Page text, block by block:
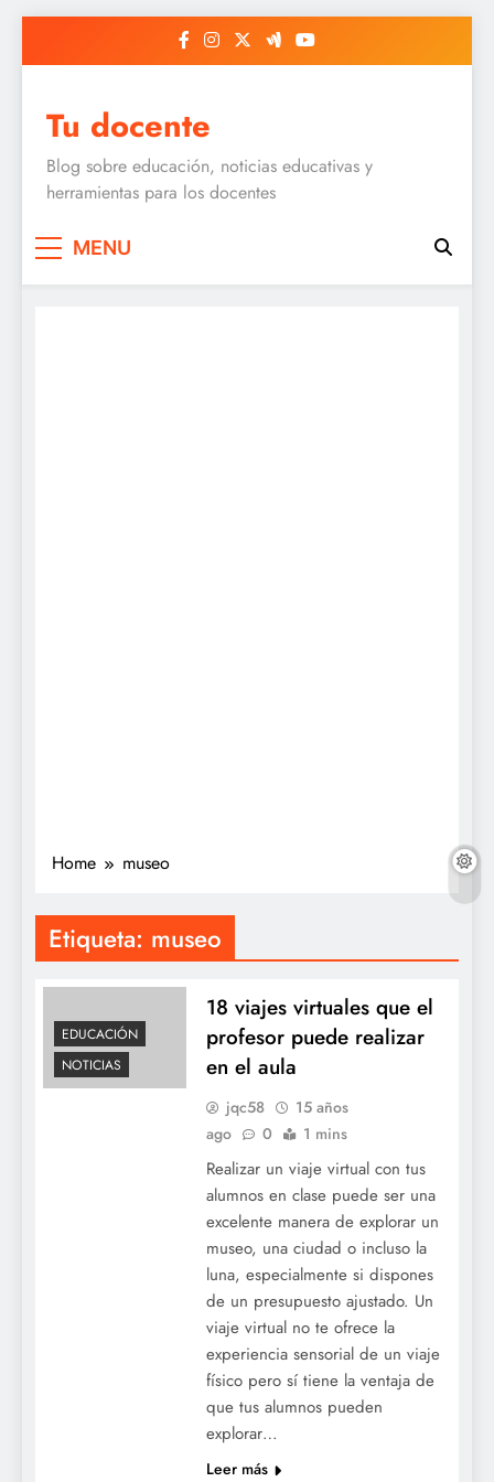
Tu docente
Blog sobre educación, noticias educativas y
herramientas para los docentes
MENU
Home museo
Etiqueta: museo
EDUCACIÓN
NOTICIAS
18 viajes virtuales que el
profesor puede realizar
en el aula
jqc58
15 años
ago
0 1 mins
Realizar un viaje virtual con tus
alumnos en clase puede ser una
excelente manera de explorar un
museo, una ciudad o incluso la
luna, especialmente si dispones
de un presupuesto ajustado. Un
viaje virtual no te ofrece la
experiencia sensorial de un viaje
físico pero sí tiene la ventaja de
que tus alumnos pueden
explorar…
Leer más